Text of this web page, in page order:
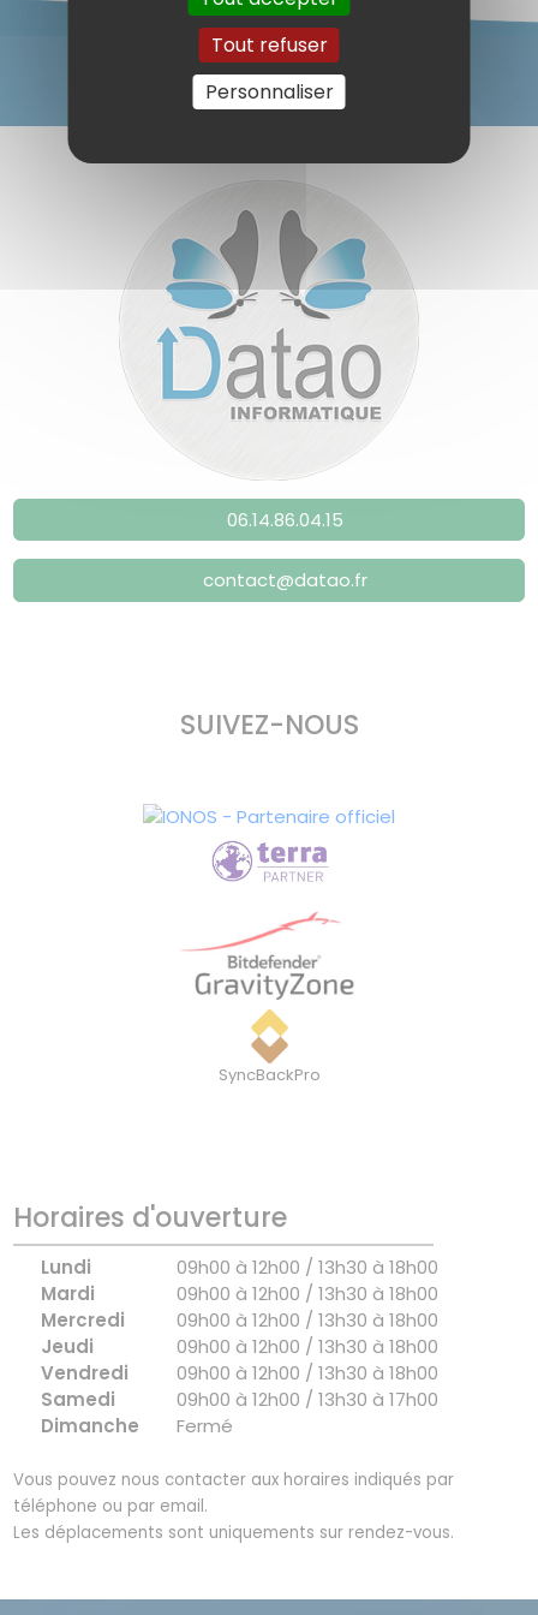
06.14.86.04.15
contact@datao.fr
SUIVEZ-NOUS
SyncBackPro
Horaires d'ouverture
Lundi
09h00 à 12h00 / 13h30 à 18h00
Mardi
09h00 à 12h00 / 13h30 à 18h00
Mercredi
09h00 à 12h00 / 13h30 à 18h00
Jeudi
09h00 à 12h00 / 13h30 à 18h00
Vendredi
09h00 à 12h00 / 13h30 à 18h00
Samedi
09h00 à 12h00 / 13h30 à 17h00
Dimanche
Fermé
Vous pouvez nous contacter aux horaires indiqués par
téléphone ou par email.
Les déplacements sont uniquements sur rendez-vous.
Tout refuser
Personnaliser